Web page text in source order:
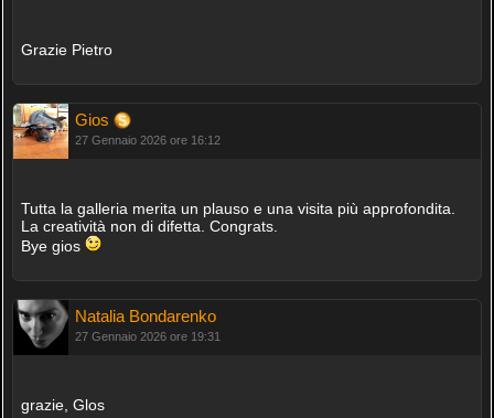
Grazie Pietro
Gios
27 Gennaio 2026 ore 16:12
Tutta la galleria merita un plauso e una visita più approfondita.
La creatività non di difetta. Congrats.
Bye gios
Natalia Bondarenko
27 Gennaio 2026 ore 19:31
grazie, Glos